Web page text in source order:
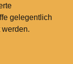
gelegentlich